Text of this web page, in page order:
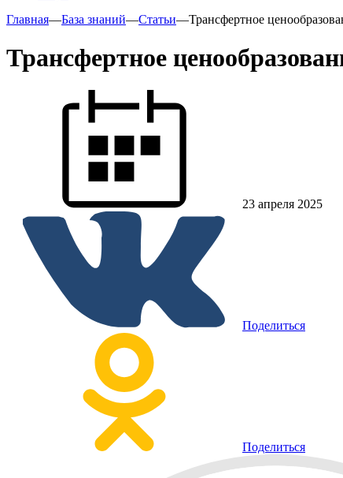
Главная—База знаний—Статьи—Трансфертное
Трансфертное
23 апреля 2025
Поделиться
Поделиться